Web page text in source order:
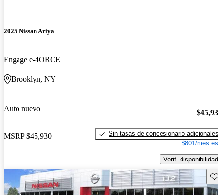
2025 Nissan Ariya
Engage e-4ORCE
Brooklyn, NY
Auto nuevo
MSRP $45,930
Sin tasas de concesionario adicionales
$801/mes
Verif. disponibilidad